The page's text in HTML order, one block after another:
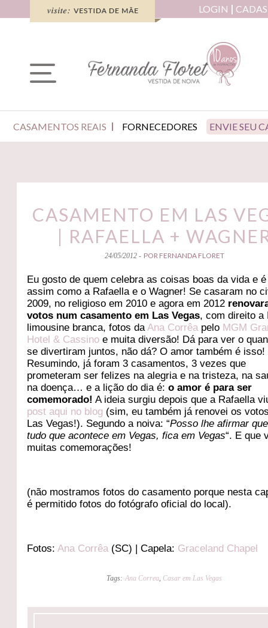
LOGIN
CASAMENTOS REAIS FORNECEDORES ENVIE SEU
CASAMENTO EM LAS
| RAFAELLA +
24/05/2012 - POR FERNANDA FLORET
Eu gosto de quem celebra as coisas boas da vida e
assim como a Rafaella e o Wagner! Se casaram no
2009, no religioso em 2010 e agora em 2012
votos num casamento em Las Vegas, com direito a
limousine branca, fotos daAna Corrêapelo MGM
Hotel & Cassino e muita diversão! Dá para ver o
se divertiram juntos, não dá? O amor também é isso!
Resumindo, já foram 3 casamentos, 3 vezes que
prometeram ser felizes na alegria e na tristeza, na
na doença… e a lição do dia é:o amor é para ser
comemorado! A ideia surgiu depois que a Rafaella
post aqui no blog (sim, eu também já renovei os
Las Vegas!). Segundo a noiva: “Posso lhe afirmar
tudo que acontece em Vegas, fica em Vegas“. E que
muitas comemorações!
(não mostramos fotos do casamento porque nesta
é permitido fotos do fotógrafo oficial do local).
Fotos:Ana Corrêa(SC) | Capela: Graceland Chapel
Tags: Ana Correa, Casar em Las Vegas